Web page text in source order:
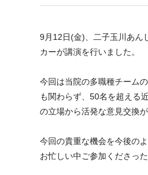
9月12日(金)、二子玉川あん
カーが講演を行いました。
今回は当院の多職種チーム
も関わらず、50名を超える
の立場から活発な意見交換が
今回の貴重な機会を今後の
お忙しい中ご参加くださっ